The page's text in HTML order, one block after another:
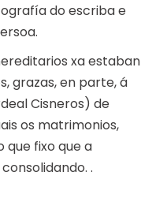
do escriba e
xa estaban
grazas, en parte, á
Cisneros) de
os matrimonios,
que fixo que a
.